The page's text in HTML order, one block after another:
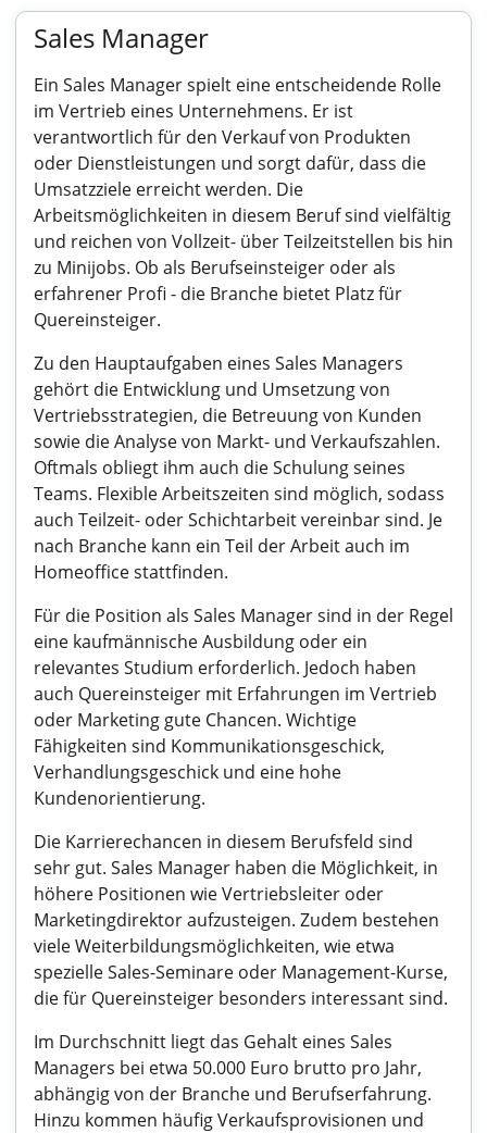
Sales Manager
Ein Sales Manager spielt eine entscheidende Rolle
im Vertrieb eines Unternehmens. Er ist
verantwortlich für den Verkauf von Produkten
oder Dienstleistungen und sorgt dafür, dass die
Umsatzziele erreicht werden. Die
Arbeitsmöglichkeiten in diesem Beruf sind vielfältig
und reichen von Vollzeit- über Teilzeitstellen bis hin
zu Minijobs. Ob als Berufseinsteiger oder als
erfahrener Profi - die Branche bietet Platz für
Quereinsteiger.
Zu den Hauptaufgaben eines Sales Managers
gehört die Entwicklung und Umsetzung von
Vertriebsstrategien, die Betreuung von Kunden
sowie die Analyse von Markt- und Verkaufszahlen.
Oftmals obliegt ihm auch die Schulung seines
Teams. Flexible Arbeitszeiten sind möglich, sodass
auch Teilzeit- oder Schichtarbeit vereinbar sind. Je
nach Branche kann ein Teil der Arbeit auch im
Homeoffice stattfinden.
Für die Position als Sales Manager sind in der Regel
eine kaufmännische Ausbildung oder ein
relevantes Studium erforderlich. Jedoch haben
auch Quereinsteiger mit Erfahrungen im Vertrieb
oder Marketing gute Chancen. Wichtige
Fähigkeiten sind Kommunikationsgeschick,
Verhandlungsgeschick und eine hohe
Kundenorientierung.
Die Karrierechancen in diesem Berufsfeld sind
sehr gut. Sales Manager haben die Möglichkeit, in
höhere Positionen wie Vertriebsleiter oder
Marketingdirektor aufzusteigen. Zudem bestehen
viele Weiterbildungsmöglichkeiten, wie etwa
spezielle Sales-Seminare oder Management-Kurse,
die für Quereinsteiger besonders interessant sind.
Im Durchschnitt liegt das Gehalt eines Sales
Managers bei etwa 50.000 Euro brutto pro Jahr,
abhängig von der Branche und Berufserfahrung.
Hinzu kommen häufig Verkaufsprovisionen und